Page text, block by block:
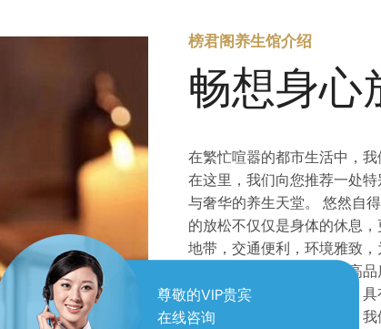
尊敬的VIP贵宾
在线咨询
榜君阁养生馆介绍
畅想身心
在繁忙喧嚣的都市生活中，
在这里，我们向您推荐一处
与奢华的养生天堂。 悠然自
的放松不仅仅是身体的休息
地带，交通便利，环境雅致
入眼帘的是优雅的环境和高
桑拿房采用进口木材制作，
妙。除了传统的桑拿体验，